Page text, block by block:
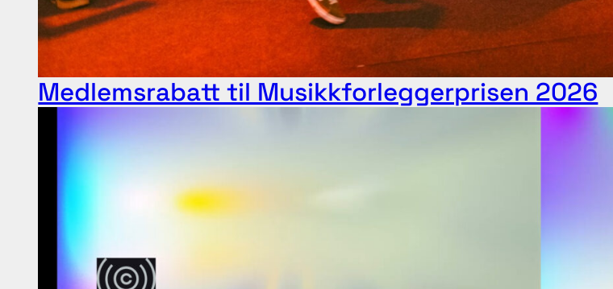
Medlemsrabatt til Musikkforleggerprisen 2026